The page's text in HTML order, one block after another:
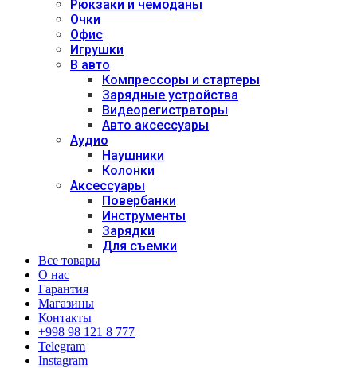
Рюкзаки и чемоданы
Очки
Офис
Игрушки
В авто
Компрессоры и стартеры
Зарядные устройства
Видеорегистраторы
Авто аксессуары
Аудио
Наушники
Колонки
Аксессуары
Повербанки
Инструменты
Зарядки
Для съемки
Все товары
О нас
Гарантия
Магазины
Контакты
+998 98 121 8 777
Telegram
Instagram